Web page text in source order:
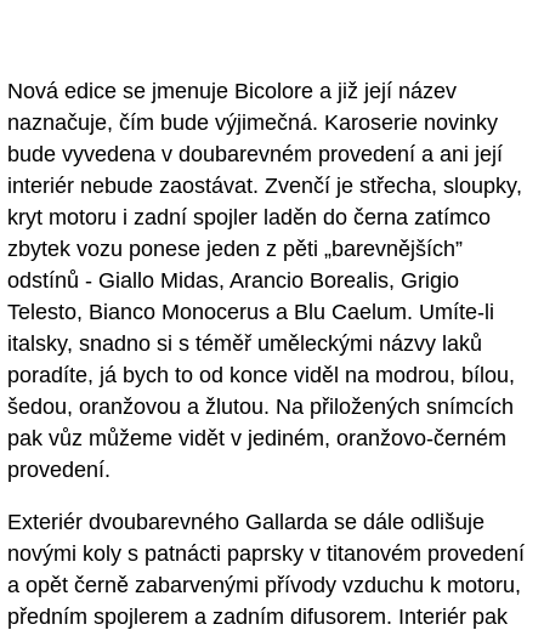
Nová edice se jmenuje Bicolore a již její název
naznačuje, čím bude výjimečná. Karoserie novinky
bude vyvedena v doubarevném provedení a ani její
interiér nebude zaostávat. Zvenčí je střecha, sloupky,
kryt motoru i zadní spojler laděn do černa zatímco
zbytek vozu ponese jeden z pěti „barevnějších”
odstínů - Giallo Midas, Arancio Borealis, Grigio
Telesto, Bianco Monocerus a Blu Caelum. Umíte-li
italsky, snadno si s téměř uměleckými názvy laků
poradíte, já bych to od konce viděl na modrou, bílou,
šedou, oranžovou a žlutou. Na přiložených snímcích
pak vůz můžeme vidět v jediném, oranžovo-černém
provedení.
Exteriér dvoubarevného Gallarda se dále odlišuje
novými koly s patnácti paprsky v titanovém provedení
a opět černě zabarvenými přívody vzduchu k motoru,
předním spojlerem a zadním difusorem. Interiér pak